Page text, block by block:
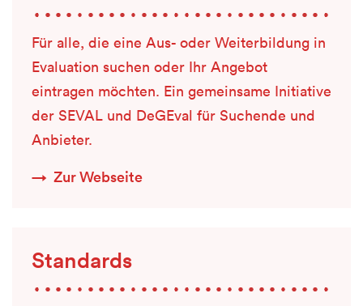
Für alle, die eine Aus- oder Weiterbildung in
Evaluation suchen oder Ihr Angebot
eintragen möchten. Ein gemeinsame Initiative
der SEVAL und DeGEval für Suchende und
Anbieter.
Zur Webseite
Standards